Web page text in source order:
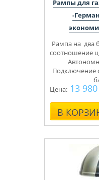
Рампы для
-
Рампа на два
соотношение
Подключение
Цена: 13 980
В